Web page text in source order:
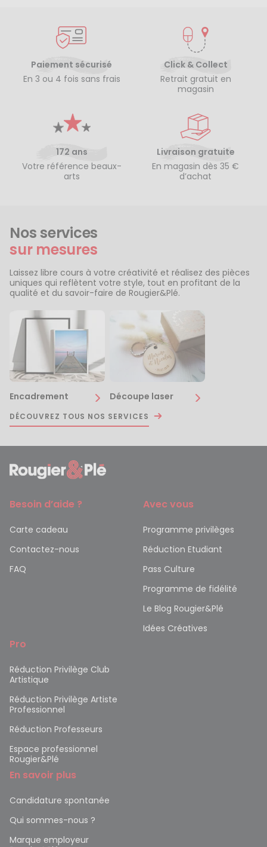
Paiement sécurisé
En 3 ou 4 fois sans frais
Click & Collect
Retrait gratuit en
magasin
172 ans
Votre référence beaux-
arts
Livraison gratuite
En magasin dès 35 €
d’achat
Nos services
sur mesures
Laissez libre cours à votre créativité et réalisez des pièces
uniques qui reflètent votre style, tout en profitant de la
qualité et du savoir-faire de Rougier&Plé.
Encadrement Découpe laser
DÉCOUVREZ TOUS NOS SERVICES
Besoin d’aide ?
Carte cadeau
Contactez-nous
FAQ
Avec vous
Programme privilèges
Réduction Etudiant
Pass Culture
Programme de fidélité
Le Blog Rougier&Plé
Idées Créatives
Pro
Réduction Privilège Club
Artistique
Réduction Privilège Artiste
Professionnel
Réduction Professeurs
Espace professionnel
Rougier&Plé
En savoir plus
Candidature spontanée
Qui sommes-nous ?
Marque employeur